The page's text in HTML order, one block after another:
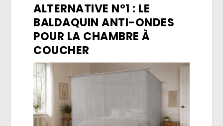
ALTERNATIVE N°1 : LE
BALDAQUIN ANTI-ONDES
POUR LA CHAMBRE À
COUCHER